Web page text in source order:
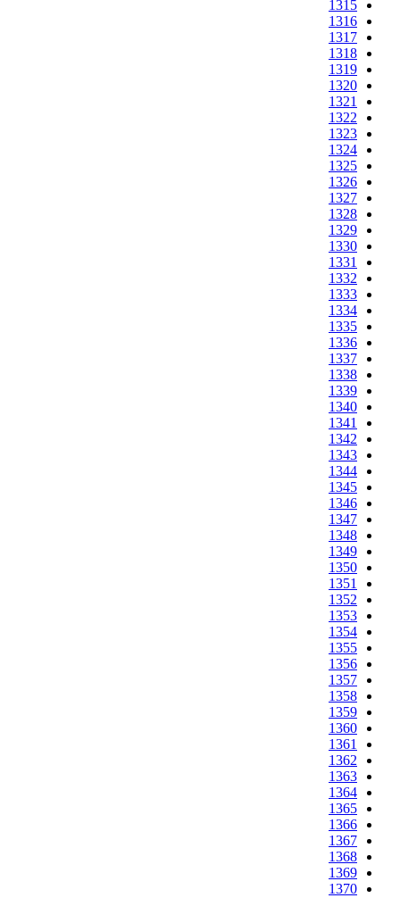
1315
1316
1317
1318
1319
1320
1321
1322
1323
1324
1325
1326
1327
1328
1329
1330
1331
1332
1333
1334
1335
1336
1337
1338
1339
1340
1341
1342
1343
1344
1345
1346
1347
1348
1349
1350
1351
1352
1353
1354
1355
1356
1357
1358
1359
1360
1361
1362
1363
1364
1365
1366
1367
1368
1369
1370